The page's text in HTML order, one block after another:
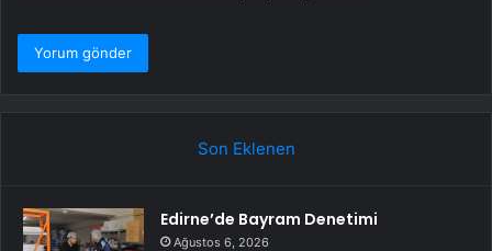
Son Eklenen
Edirne’de Bayram Denetimi
Ağustos 6, 2026